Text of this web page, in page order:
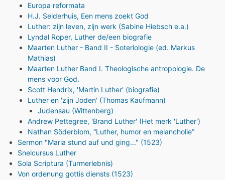
Europa reformata
H.J. Selderhuis, Een mens zoekt God
Luther: zijn leven, zijn werk (Sabine Hiebsch e.a.)
Lyndal Roper, Luther de/een biografie
Maarten Luther - Band II - Soteriologie (ed. Markus
Mathias)
Maarten Luther Band I. Theologische antropologie. De
mens voor God.
Scott Hendrix, 'Martin Luther' (biografie)
Luther en 'zijn Joden' (Thomas Kaufmann)
Judensau (Wittenberg)
Andrew Pettegree, 'Brand Luther' (Het merk 'Luther')
Nathan Söderblom, “Luther, humor en melancholie”
Sermon "Maria stund auf und ging..." (1523)
Snelcursus Luther
Sola Scriptura (Turmerlebnis)
Von ordenung gottis diensts (1523)